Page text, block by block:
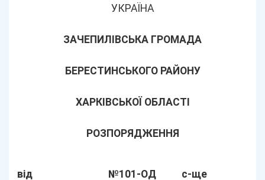
УКРАЇНА
ЗАЧЕПИЛІВСЬКА ГРОМАДА
БЕРЕСТИНСЬКОГО РАЙОНУ
ХАРКІВСЬКОЇ ОБЛАСТІ
РОЗПОРЯДЖЕННЯ
від
№101-ОД
с-ще